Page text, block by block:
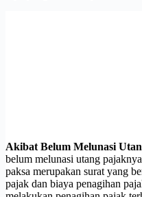
Akibat Belum Melunasi
belum melunasi utang
paksa merupakan surat yang
pajak dan biaya penagihan